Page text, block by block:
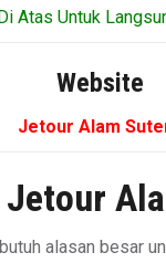
Atas Untuk
Website
Jetour Alam
alasan besar